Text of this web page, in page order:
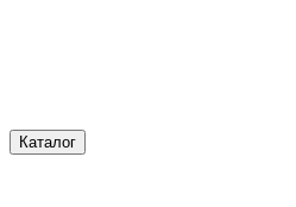
Каталог